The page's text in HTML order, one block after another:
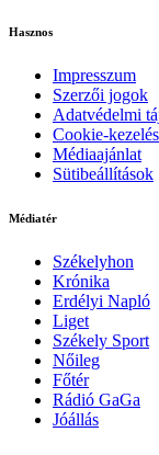
Hasznos
Impresszum
Szerzői jogok
Adatvédelmi
Cookie-
Médiaajánlat
Sütibeállítások
Médiatér
Székelyhon
Krónika
Erdélyi Napló
Liget
Székely Sport
Nőileg
Főtér
Rádió GaGa
Jóállás